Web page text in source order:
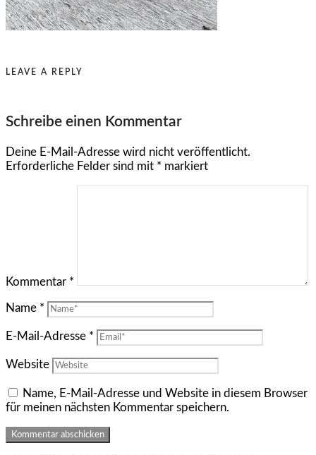
LEAVE A REPLY
Schreibe einen Kommentar
Deine E-Mail-Adresse wird nicht veröffentlicht.
Erforderliche Felder sind mit * markiert
Kommentar *
Name *
E-Mail-Adresse *
Website
Name, E-Mail-Adresse und Website in diesem Browser
für meinen nächsten Kommentar speichern.